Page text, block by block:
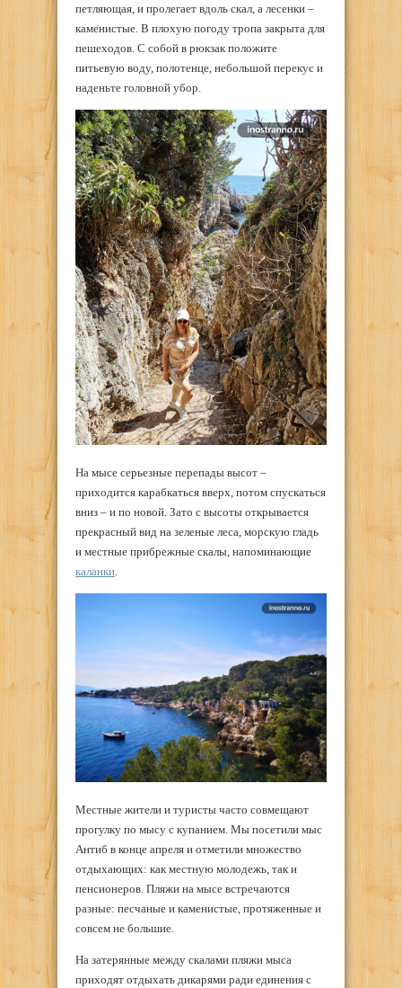
петляющая, и пролегает вдоль скал, а лесенки –
каменистые. В плохую погоду тропа закрыта для
пешеходов. С собой в рюкзак положите
питьевую воду, полотенце, небольшой перекус и
наденьте головной убор.
На мысе серьезные перепады высот –
приходится карабкаться вверх, потом спускаться
вниз – и по новой. Зато с высоты открывается
прекрасный вид на зеленые леса, морскую гладь
и местные прибрежные скалы, напоминающие
каланки
Местные жители и туристы часто совмещают
прогулку по мысу с купанием. Мы посетили мыс
Антиб в конце апреля и отметили множество
отдыхающих: как местную молодежь, так и
пенсионеров. Пляжи на мысе встречаются
разные: песчаные и каменистые, протяженные и
совсем не большие.
На затерянные между скалами пляжи мыса
приходят отдыхать дикарями ради единения с